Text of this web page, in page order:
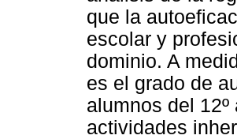
que la
escolar y
dominio. A
es el grado de
alumnos del
actividades